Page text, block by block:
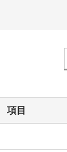
項目